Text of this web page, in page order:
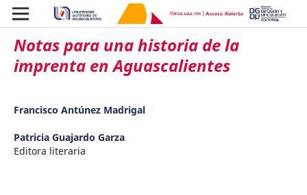
Notas para una historia de la
imprenta en Aguascalientes
Francisco Antúnez Madrigal
Patricia Guajardo Garza
Editora literaria